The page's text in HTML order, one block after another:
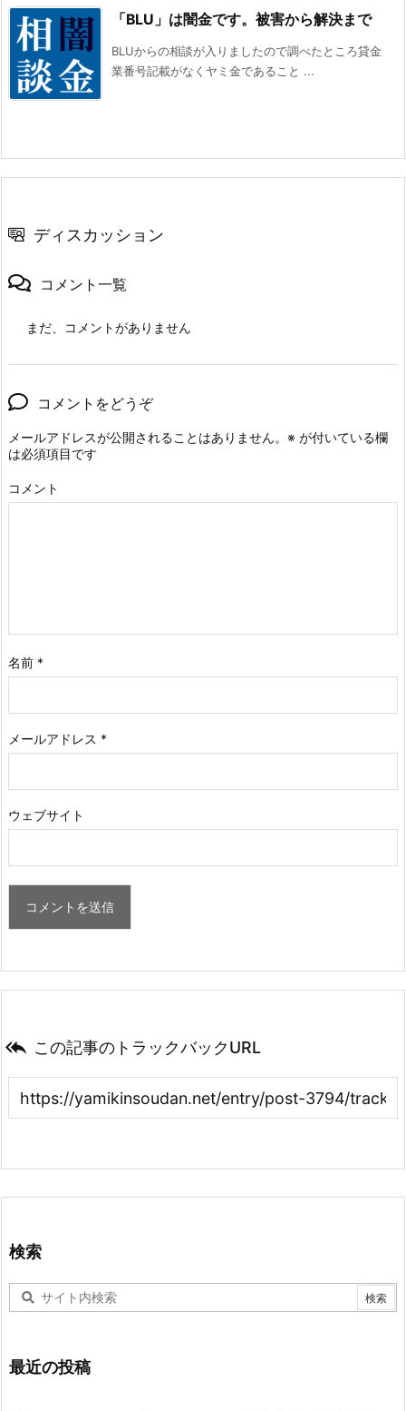
「BLU」は闇金です。被害から解決まで
BLUからの相談が入りましたので調べたところ貸金
業番号記載がなくヤミ金であること ...
ディスカッション
コメント一覧
まだ、コメントがありません
コメントをどうぞ
メールアドレスが公開されることはありません。 ※ が付いている欄
は必須項目です
コメント
名前 *
メールアドレス *
ウェブサイト
 この記事のトラックバックURL
検索
最近の投稿